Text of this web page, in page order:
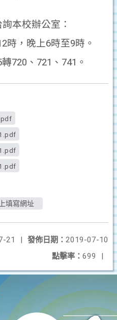
本校辦公室：
時，晚上6時至9時。
轉720 、 721 、 741 。
填寫網址
發佈日期： 2019-07-10
21
|
點擊率： 699 |